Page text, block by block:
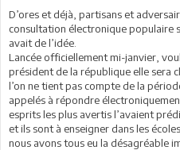
D’ores et déjà, partisans et
consultation électronique populaire
avait de l’idée.
Lancée officiellement mi-janvier,
président de la république elle sera
l’on ne tient pas compte de la
appelés à répondre
esprits les plus avertis l’avaient
et ils sont à enseigner dans les
nous avons tous eu la désagréable